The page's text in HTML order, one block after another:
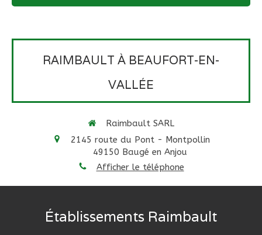
RAIMBAULT À BEAUFORT-EN-
VALLÉE
Raimbault SARL
2145 route du Pont - Montpollin
49150 Baugé en Anjou
Afficher le téléphone
Établissements Raimbault